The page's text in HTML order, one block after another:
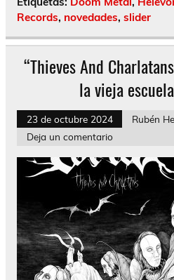
Records, novedades, slider
“Thieves And
la vieja
23 de octubre 2024
Rubén
Deja un comentario